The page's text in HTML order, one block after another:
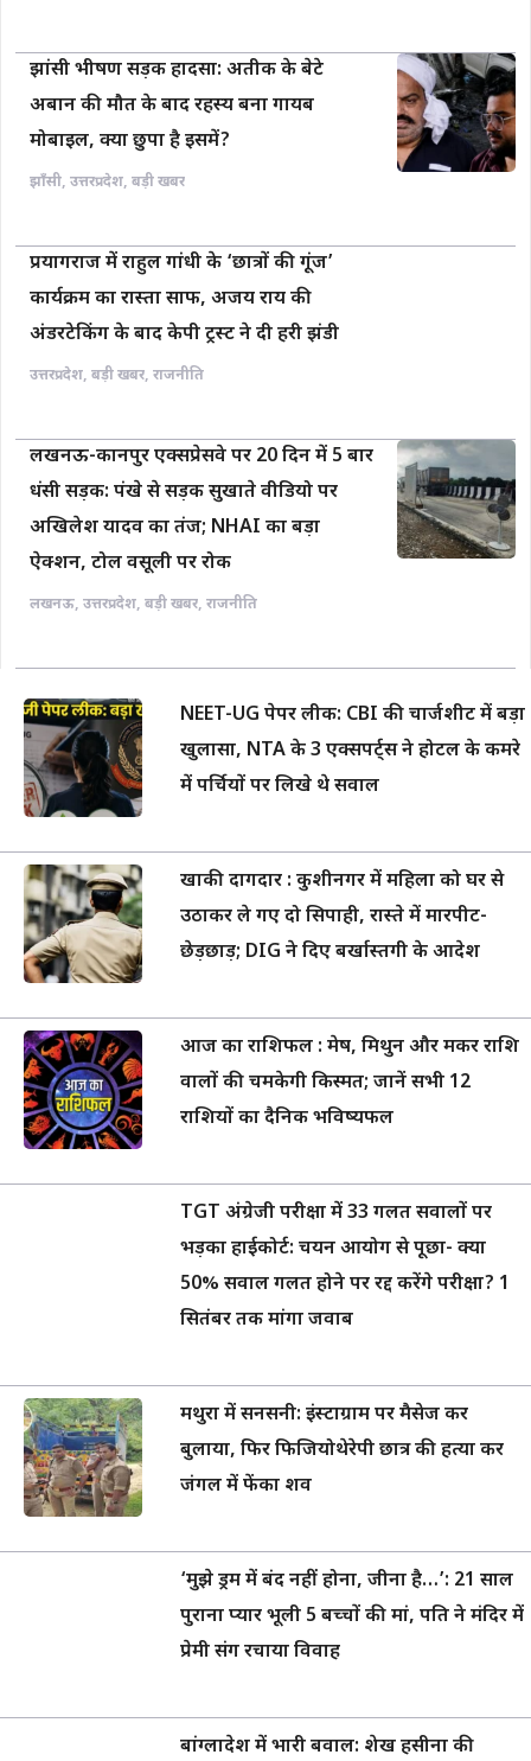
झांसी भीषण सड़क हादसा: अतीक के बेटे
अबान की मौत के बाद रहस्य बना गायब
मोबाइल, क्या छुपा है इसमें?
झाँसी, उत्तरप्रदेश, बड़ी खबर
प्रयागराज में राहुल गांधी के ‘छात्रों की गूंज’
कार्यक्रम का रास्ता साफ, अजय राय की
अंडरटेकिंग के बाद केपी ट्रस्ट ने दी हरी झंडी
उत्तरप्रदेश, बड़ी खबर, राजनीति
लखनऊ-कानपुर एक्सप्रेसवे पर 20 दिन में 5 बार
धंसी सड़क: पंखे से सड़क सुखाते वीडियो पर
अखिलेश यादव का तंज; NHAI का बड़ा
ऐक्शन, टोल वसूली पर रोक
लखनऊ, उत्तरप्रदेश, बड़ी खबर, राजनीति
NEET-UG पेपर लीक: CBI की चार्जशीट में बड़ा
खुलासा, NTA के 3 एक्सपर्ट्स ने होटल के कमरे
में पर्चियों पर लिखे थे सवाल
खाकी दागदार : कुशीनगर में महिला को घर से
उठाकर ले गए दो सिपाही, रास्ते में मारपीट-
छेड़छाड़; DIG ने दिए बर्खास्तगी के आदेश
आज का राशिफल : मेष, मिथुन और मकर राशि
वालों की चमकेगी किस्मत; जानें सभी 12
राशियों का दैनिक भविष्यफल
TGT अंग्रेजी परीक्षा में 33 गलत सवालों पर
भड़का हाईकोर्ट: चयन आयोग से पूछा- क्या
50% सवाल गलत होने पर रद्द करेंगे परीक्षा? 1
सितंबर तक मांगा जवाब
मथुरा में सनसनी: इंस्टाग्राम पर मैसेज कर
बुलाया, फिर फिजियोथेरेपी छात्र की हत्या कर
जंगल में फेंका शव
‘मुझे ड्रम में बंद नहीं होना, जीना है…’: 21 साल
पुराना प्यार भूली 5 बच्चों की मां, पति ने मंदिर में
प्रेमी संग रचाया विवाह
बांग्लादेश में भारी बवाल: शेख हसीना की